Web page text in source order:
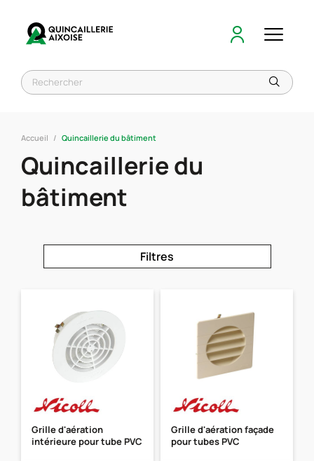
Accueil Quincaillerie du bâtiment
Quincaillerie du
bâtiment
Filtres
Grille d'aération
intérieure pour tube PVC
Grille d'aération façade
pour tubes PVC